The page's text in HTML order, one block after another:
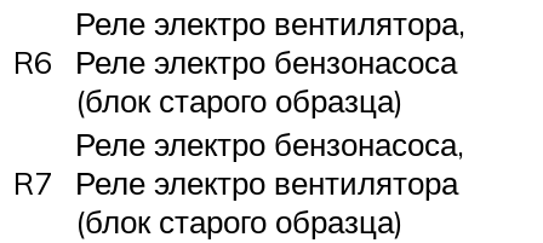
R6
Реле электро вентилятора,
Реле электро бензонасоса
(блок старого образца)
R7
Реле электро бензонасоса,
Реле электро вентилятора
(блок старого образца)